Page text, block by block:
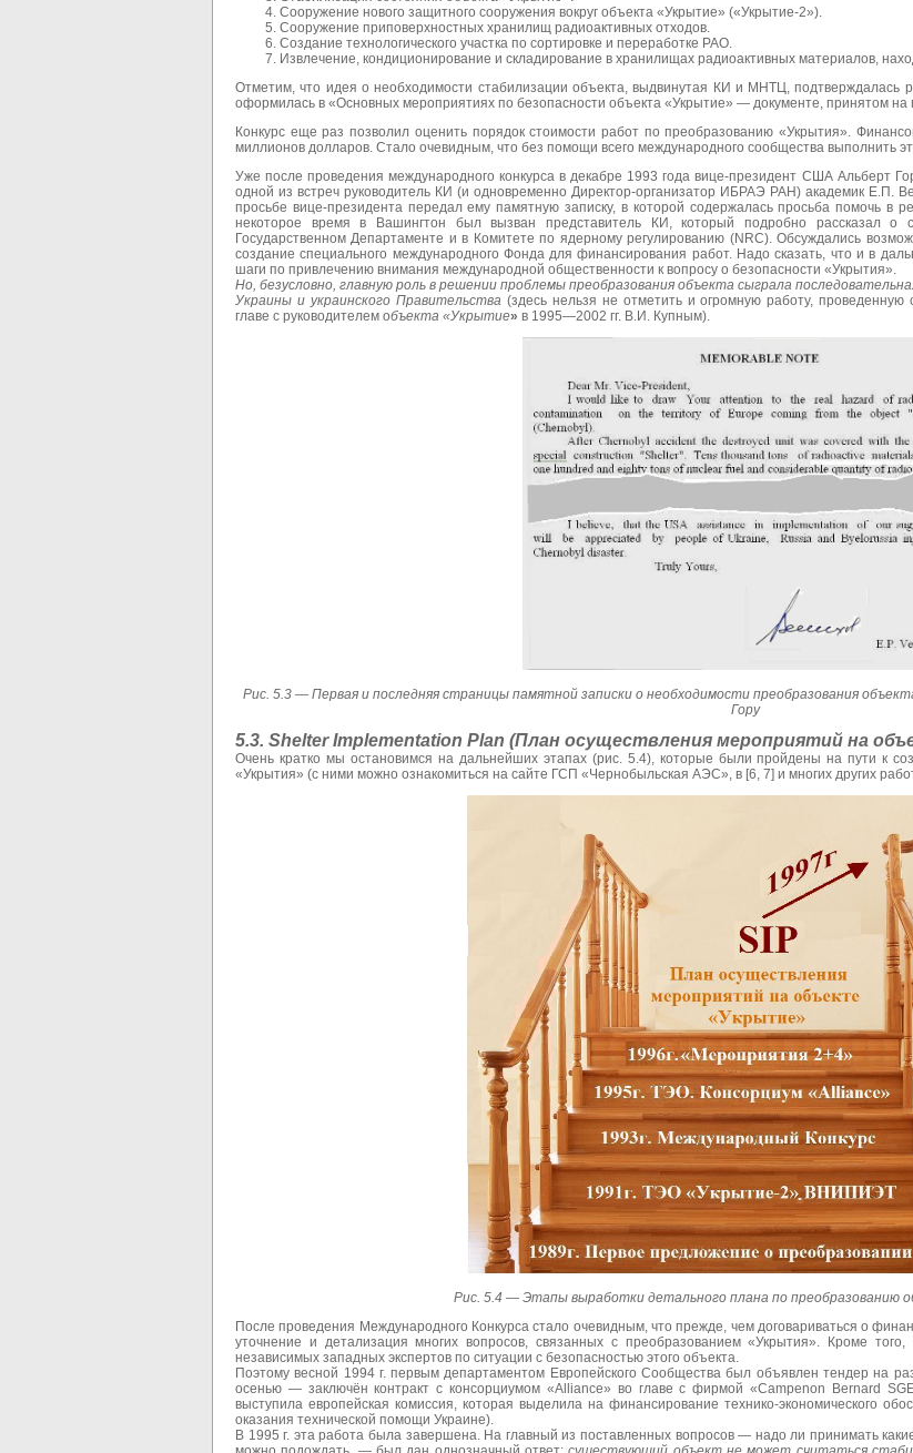
Сооружение нового защитного сооружения вокруг объекта «Укрытие» («Укрытие-2»).
Сооружение приповерхностных хранилищ радиоактивных отходов.
Создание технологического участка по сортировке и переработке РАО.
Извлечение, кондиционирование и складирование в хранилищах радиоактивных материалов,
Отметим, что идея о необходимости стабилизации объекта, выдвинутая КИ и МНТЦ, подтверждалась
оформилась в «Основных мероприятиях по безопасности объекта «Укрытие» — документе, принятом на
Конкурс еще раз позволил оценить порядок стоимости работ по преобразованию «Укрытия».
миллионов долларов. Стало очевидным, что без помощи всего международного сообщества выполнить
Уже после проведения международного конкурса в декабре 1993 года вице-президент США Альберт
одной из встреч руководитель КИ (и одновременно Директор-организатор ИБРАЭ РАН) академик Е.П.
просьбе вице-президента передал ему памятную записку, в которой содержалась просьба помочь в
некоторое время в Вашингтон был вызван представитель КИ, который подробно рассказал о
Государственном Департаменте и в Комитете по ядерному регулированию (NRC). Обсуждались
создание специального международного Фонда для финансирования работ. Надо сказать, что и в
шаги по привлечению внимания международной общественности к вопросу о безопасности «Укрытия».
Но, безусловно, главную роль в решении проблемы преобразования объекта сыграла
Украины и украинского Правительства (здесь нельзя не отметить и огромную работу,
главе с руководителем объекта «Укрытие» в 1995—2002 гг. В.И. Купным).
Рис. 5.3 — Первая и последняя страницы памятной записки о необходимости преобразования
Гору
5.3. ShelterImplementation Plan (План осуществления мероприятий на
Очень кратко мы остановимся на дальнейших этапах (рис. 5.4), которые были пройдены на пути к
«Укрытия» (с ними можно ознакомиться на сайте ГСП «Чернобыльская АЭС», в [6, 7] и многих других
Рис. 5.4 — Этапы выработки детального плана по преобразованию
После проведения Международного Конкурса стало очевидным, что прежде, чем договариваться о
уточнение и детализация многих вопросов, связанных с преобразованием «Укрытия». Кроме
независимых западных экспертов по ситуации с безопасностью этого объекта.
Поэтому весной 1994 г. первым департаментом Европейского Сообщества был объявлен тендер на
осенью — заключён контракт с консорциумом «Alliance» во главе с фирмой «Campenon Bernard
выступила европейская комиссия, которая выделила на финансирование технико-экономического
оказания технической помощи Украине).
В 1995 г. эта работа была завершена. На главный из поставленных вопросов — надо ли принимать